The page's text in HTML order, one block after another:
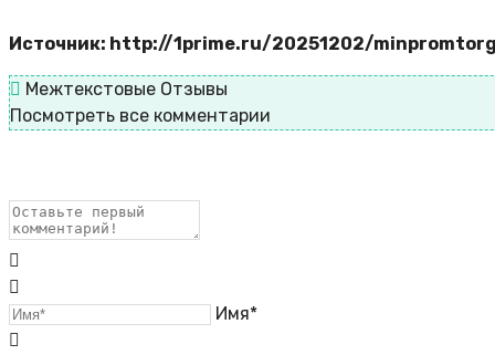
Источник: http://1prime.ru/20251202/
Межтекстовые Отзывы
Посмотреть все комментарии
Имя*